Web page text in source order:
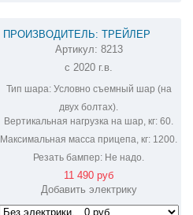
ПРОИЗВОДИТЕЛЬ: ТРЕЙЛЕР
ФАРКОП НА CHERY TIGGO 7 PRO
8213
Артикул: 8213
с 2020 г.в.
Тип шара:Условно съемный шар (на
двух болтах).
Вертикальная нагрузка на шар, кг: 60.
Максимальная масса прицепа, кг: 1200.
Резать бампер: Не надо.
11 490 руб
Добавить электрику